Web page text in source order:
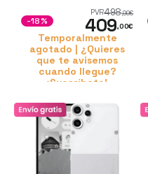
PVR498,99€
409,00€
-18%
Temporalmente
agotado | ¿Quieres
que te avisemos
cuando llegue?
¡Suscríbete!